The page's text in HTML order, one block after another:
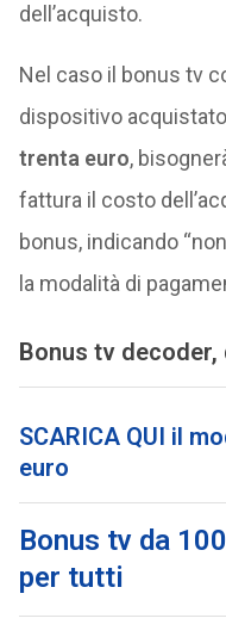
dell’acquisto.
Nel caso il bonus tv
dispositivo
trenta euro,
fattura il costo
bonus, indicando
la modalità di
Bonus tv
SCARICA QUI il
euro
Bonus tv da
per tutti